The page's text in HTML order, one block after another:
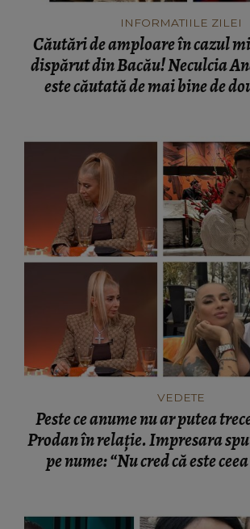
INFORMATIILE ZILEI
Căutări de amploare în cazul
dispărut din Bacău! Neculcia
este căutată de mai bine de
VEDETE
Peste ce anume nu ar putea
Prodan în relație. Impresara
pe nume: “Nu cred că este